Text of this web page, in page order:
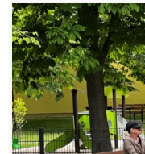
Alle sind in den Ferien
Hellersdorf-Nord, neben
einige Höhepunkte. Und
Sommer und den
im Garten statt in einem
August waren […]